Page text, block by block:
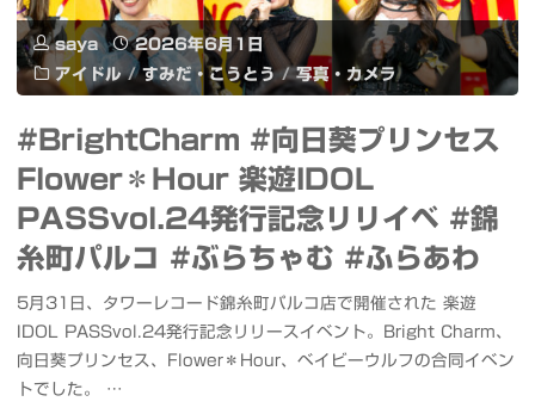
saya
2026年6月1日
アイドル / すみだ・こうとう / 写真・カメラ
#BrightCharm #向日葵プリンセス
Flower＊Hour 楽遊IDOL
PASSvol.24発行記念リリイベ #錦
糸町パルコ #ぶらちゃむ #ふらあわ
5月31日、タワーレコード錦糸町パルコ店で開催された 楽遊
IDOL PASSvol.24発行記念リリースイベント。Bright Charm、
向日葵プリンセス、Flower＊Hour、ベイビーウルフの合同イベン
トでした。 …